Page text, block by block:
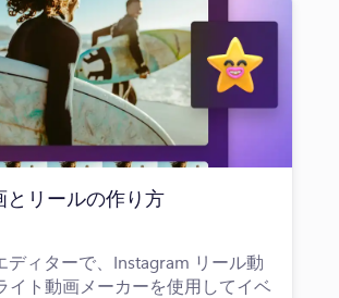
リールの作り方
ディターで、Instagram リール動
イト動画メーカーを使用してイベ